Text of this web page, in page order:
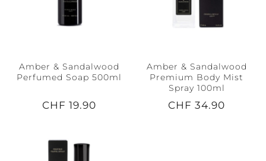
Amber & Sandalwood
Perfumed Soap 500ml
CHF 19.90
Amber & Sandalwood
Premium Body Mist
Spray 100ml
CHF 34.90